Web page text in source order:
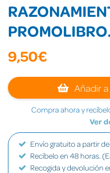
9,50€
Añadir
Compra ahora y
Ver
Envío gratuito a partir
Recíbelo en 48 horas.
Recogida y devolución